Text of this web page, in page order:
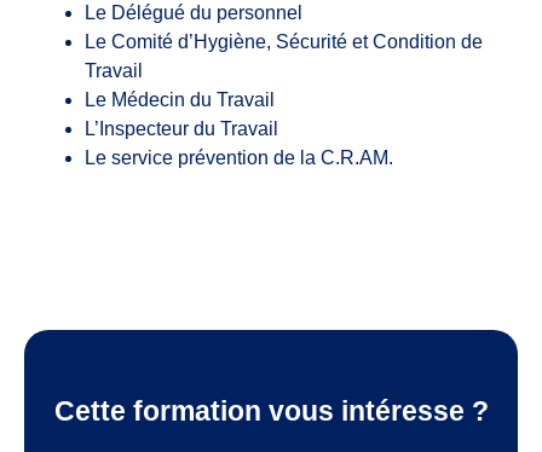
Le Délégué du personnel
Le Comité d’Hygiène, Sécurité et Condition de
Travail
Le Médecin du Travail
L’Inspecteur du Travail
Le service prévention de la C.R.AM.
Cette formation vous intéresse ?